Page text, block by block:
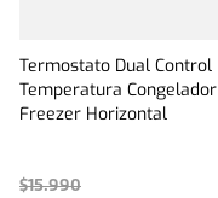
Termostato Dual Control
Temperatura Congelador
Freezer Horizontal
$15.990